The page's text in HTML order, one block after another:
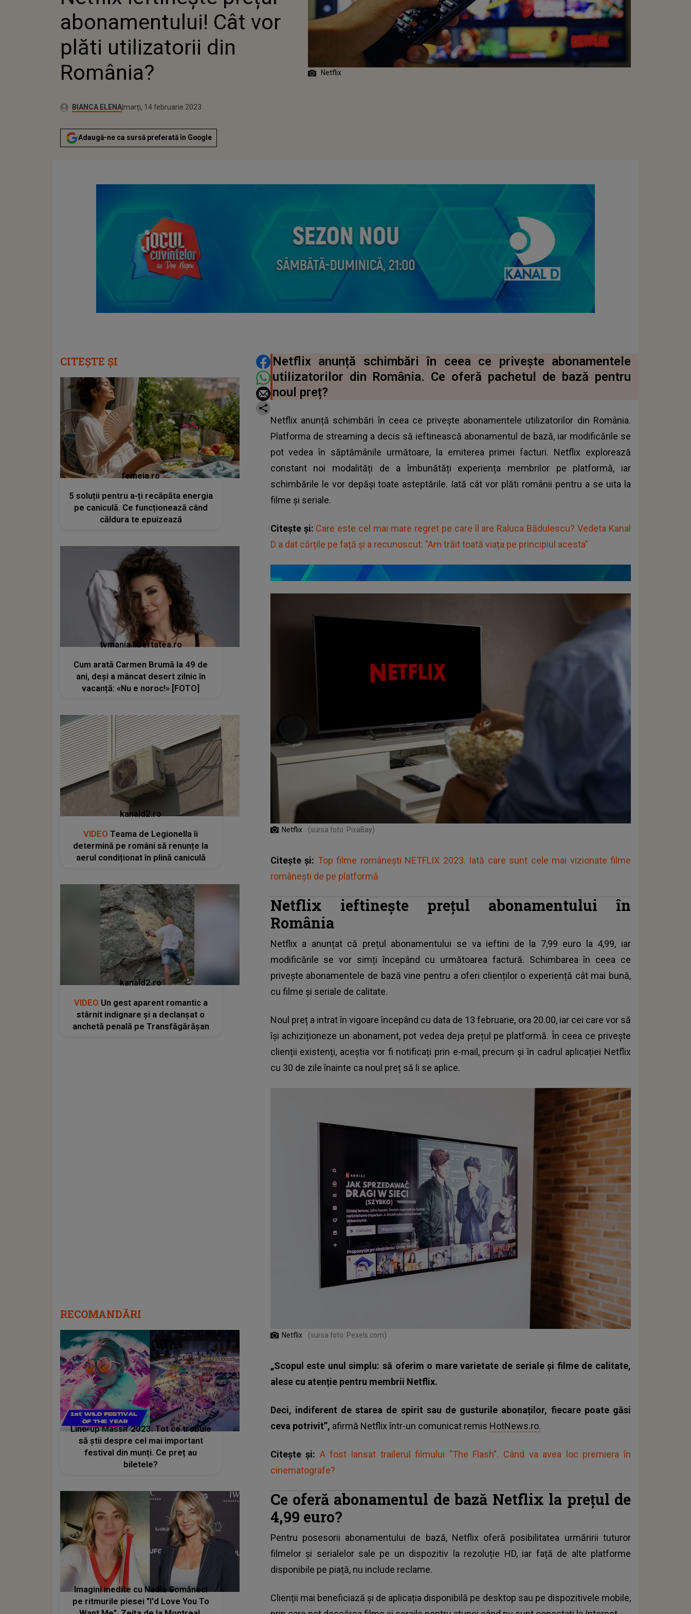
abonamentului! Cât vor
plăti utilizatorii din
România?
Autor:BIANCA ELENA Publicat:
marți, 14 februarie 2023
Adaugă-ne ca sursă preferată în Google
Netflix
DISTRIBUIE ARTICOLUL
Netflix anunță schimbări în ceea ce privește abonamentele
utilizatorilor din România. Ce oferă pachetul de bază pentru
noul preț?
Netflix anunță schimbări în ceea ce privește abonamentele utilizatorilor din România.
Platforma de streaming a decis să ieftinească abonamentul de bază, iar modificările se
pot vedea în săptămânile următoare, la emiterea primei facturi. Netflix explorează
constant noi modalități de a îmbunătăți experiența membrilor pe platformă, iar
schimbările le vor depăși toate asteptările. Iată cât vor plăti românii pentru a se uita la
filme și seriale.
Citește și: Care este cel mai mare regret pe care îl are Raluca Bădulescu? Vedeta Kanal
D a dat cărțile pe față și a recunoscut: ”Am trăit toată viața pe principiul acesta”
Netflix (sursa foto: PixaBay)
Citește și: Top filme românești NETFLIX 2023. Iată care sunt cele mai vizionate filme
românești de pe platformă
Netflix ieftinește prețul abonamentului în
România
Netflix a anunțat că prețul abonamentului se va ieftini de la 7,99 euro la 4,99, iar
modificările se vor simți începând cu următoarea factură. Schimbarea în ceea ce
privește abonamentele de bază vine pentru a oferi clienților o experiență cât mai bună,
cu filme și seriale de calitate.
Noul preț a intrat în vigoare începând cu data de 13 februarie, ora 20.00, iar cei care vor să
își achiziționeze un abonament, pot vedea deja prețul pe platformă. În ceea ce privește
clienții existenți, aceștia vor fi notificați prin e-mail, precum și în cadrul aplicației Netflix
cu 30 de zile înainte ca noul preț să li se aplice.
Netflix (sursa foto: Pexels.com)
„Scopul este unul simplu: să oferim o mare varietate de seriale și filme de calitate,
alese cu atenție pentru membrii Netflix.
Deci, indiferent de starea de spirit sau de gusturile abonaților, fiecare poate găsi
ceva potrivit”, afirmă Netflix într-un comunicat remis HotNews.ro.
Citește și: A fost lansat trailerul filmului ”The Flash”. Când va avea loc premiera în
cinematografe?
Ce oferă abonamentul de bază Netflix la prețul de
4,99 euro?
Pentru posesorii abonamentului de bază, Netflix oferă posibilitatea urmăririi tuturor
filmelor și serialelorsale pe un dispozitiv la rezoluție HD, iar față de alte platforme
disponibile pe piață, nu include reclame.
Clienții mai beneficiază și de aplicația disponibilă pe desktop sau pe dispozitivele mobile,
CITEȘTE ȘI
femeia.ro
5 soluții pentru a-ți recăpăta energia
pe caniculă. Ce funcționează când
căldura te epuizează
tvmania.libertatea.ro
Cum arată Carmen Brumă la 49 de
ani, deși a mâncat desert zilnic în
vacanță: «Nu e noroc!» [FOTO]
kanald2.ro
VIDEO Teama de Legionella îi
determină pe români să renunțe la
aerul condiționat în plină caniculă
kanald2.ro
VIDEO Un gest aparent romantic a
stârnit indignare și a declanșat o
anchetă penală pe Transfăgărășan
RECOMANDĂRI
Line-up Massif 2023: Tot ce trebuie
să știi despre cel mai important
festival din munți. Ce preț au
biletele?
Imagini inedite cu Nadia Comăneci
pe ritmurile piesei "I'd Love You To